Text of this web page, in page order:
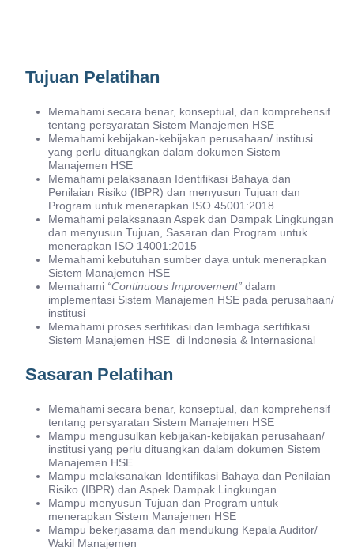
Tujuan Pelatihan
Memahami secara benar, konseptual, dan komprehensif
tentang persyaratan Sistem Manajemen HSE
Memahami kebijakan-kebijakan perusahaan/ institusi
yang perlu dituangkan dalam dokumen Sistem
Manajemen HSE
Memahami pelaksanaan Identifikasi Bahaya dan
Penilaian Risiko (IBPR) dan menyusun Tujuan dan
Program untuk menerapkan ISO 45001:2018
Memahami pelaksanaan Aspek dan Dampak Lingkungan
dan menyusun Tujuan, Sasaran dan Program untuk
menerapkan ISO 14001:2015
Memahami kebutuhan sumber daya untuk menerapkan
Sistem Manajemen HSE
Memahami “Continuous Improvement”dalam
implementasi Sistem Manajemen HSE pada perusahaan/
institusi
Memahami proses sertifikasi dan lembaga sertifikasi
Sistem Manajemen HSE di Indonesia & Internasional
Sasaran Pelatihan
Memahami secara benar, konseptual, dan komprehensif
tentang persyaratan Sistem Manajemen HSE
Mampu mengusulkan kebijakan-kebijakan perusahaan/
institusi yang perlu dituangkan dalam dokumen Sistem
Manajemen HSE
Mampu melaksanakan Identifikasi Bahaya dan Penilaian
Risiko (IBPR) dan Aspek Dampak Lingkungan
Mampu menyusun Tujuan dan Program untuk
menerapkan Sistem Manajemen HSE
Mampu bekerjasama dan mendukung Kepala Auditor/
Wakil Manajemen